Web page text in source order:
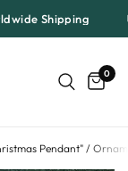
Shipping
0
Pendant" /